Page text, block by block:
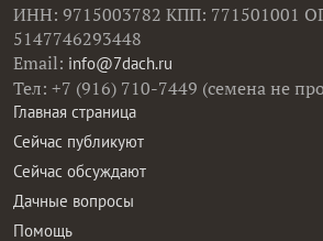
ИНН: 9715003782 КПП: 771501001
5147746293448
Email: info@7dach.ru
Тел: +7 (916) 710-7449 (семена не
Главная страница
Сейчас публикуют
Сейчас обсуждают
Дачные вопросы
Помощь